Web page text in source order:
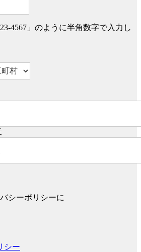
4567」のように半角数字で入力し
シーポリシーに
シー